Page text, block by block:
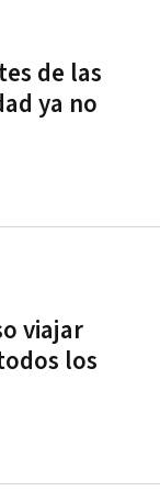
de las
ya no
viajar
los